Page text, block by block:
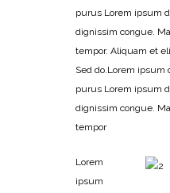
purus Lorem ipsum
dignissim congue.
tempor. Aliquam et
Sed do.Lorem ipsum
purus Lorem ipsum
dignissim congue.
tempor
Lorem
ipsum